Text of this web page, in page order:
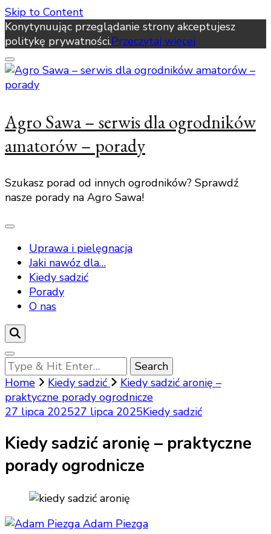
Skip to Content
Konytynuując przeglądanie strony akceptujesz
politykę prywatności.Przeczytaj więcej
Agro Sawa – serwis dla ogrodników
amatorów – porady
Szukasz porad od innych ogrodników? Sprawdź
nasze porady na Agro Sawa!
Uprawa i pielęgnacja
Jaki nawóz dla…
Kiedy sadzić
Porady
O nas
Looking
for
Something?
Home Kiedy sadzić
Kiedy sadzić aronię –
praktyczne porady ogrodnicze
27 lipca 202527 lipca 2025Kiedy sadzić
Kiedy sadzić aronię – praktyczne
porady ogrodnicze
Adam Piezga